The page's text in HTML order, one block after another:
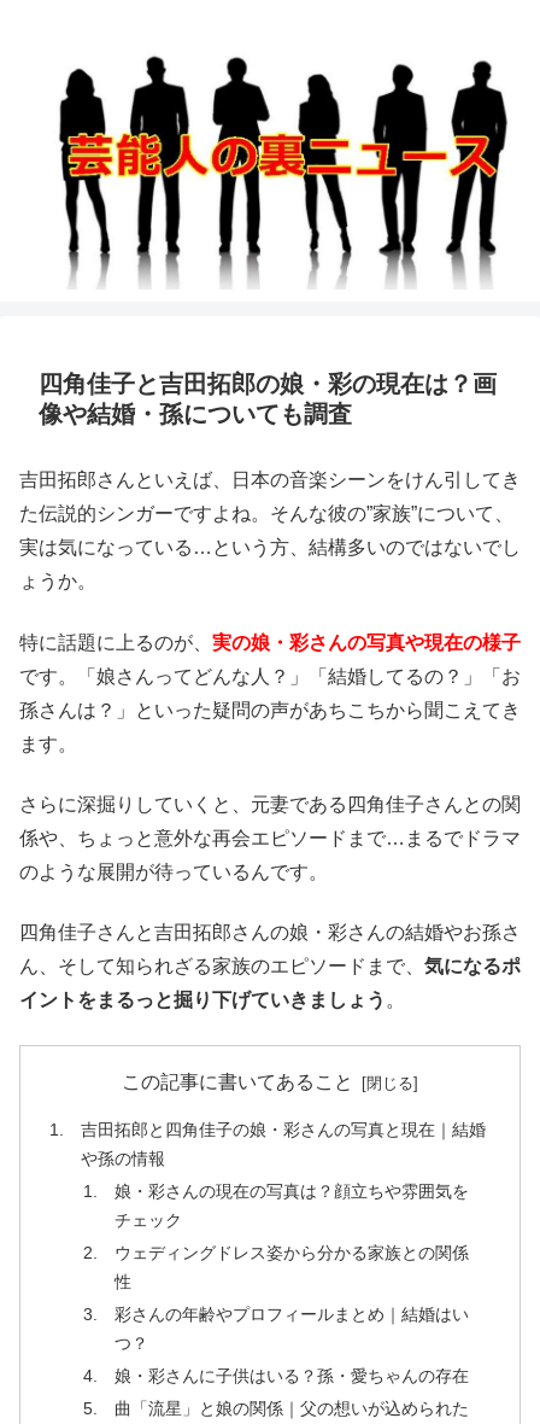
四角佳子と吉田拓郎の娘・彩の現在は？画
像や結婚・孫についても調査
吉田拓郎さんといえば、日本の音楽シーンをけん引してき
た伝説的シンガーですよね。そんな彼の”家族”について、
実は気になっている…という方、結構多いのではないでし
ょうか。
特に話題に上るのが、 実の娘・彩さんの写真や現在の様子
です。「娘さんってどんな人？」「結婚してるの？」「お
孫さんは？」といった疑問の声があちこちから聞こえてき
ます。
さらに深掘りしていくと、元妻である四角佳子さんとの関
係や、ちょっと意外な再会エピソードまで…まるでドラマ
のような展開が待っているんです。
四角佳子さんと吉田拓郎さんの娘・彩さんの結婚やお孫さ
ん、そして知られざる家族のエピソードまで、 気になるポ
イントをまるっと掘り下げていきましょう 。
この記事に書いてあること
吉田拓郎と四角佳子の娘・彩さんの写真と現在｜結婚
や孫の情報
娘・彩さんの現在の写真は？顔立ちや雰囲気を
チェック
ウェディングドレス姿から分かる家族との関係
性
彩さんの年齢やプロフィールまとめ｜結婚はい
つ？
娘・彩さんに子供はいる？孫・愛ちゃんの存在
曲「流星」と娘の関係｜父の想いが込められた